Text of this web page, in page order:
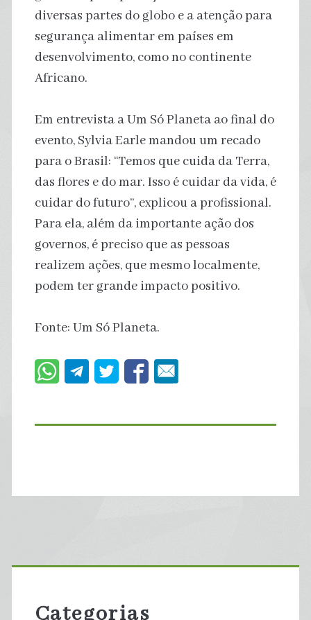
diversas partes do globo e a atenção para
segurança alimentar em países em
desenvolvimento, como no continente
Africano.
Em entrevista a Um Só Planeta ao final do
evento, Sylvia Earle mandou um recado
para o Brasil: “Temos que cuida da Terra,
das flores e do mar. Isso é cuidar da vida, é
cuidar do futuro”, explicou a profissional.
Para ela, além da importante ação dos
governos, é preciso que as pessoas
realizem ações, que mesmo localmente,
podem ter grande impacto positivo.
Fonte: Um Só Planeta.
Primary
Sidebar
Categorias